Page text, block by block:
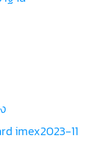
imex2023-11